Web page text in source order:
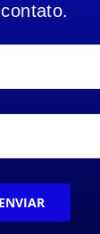
contato.
ENVIAR